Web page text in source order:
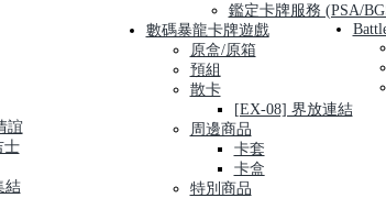
鑑定卡牌服務 (PSA/
誼
士
結
數碼暴龍卡牌遊戲
原盒/原箱
預組
散卡
[EX-08] 界放連結
周邊商品
卡套
卡盒
特別商品